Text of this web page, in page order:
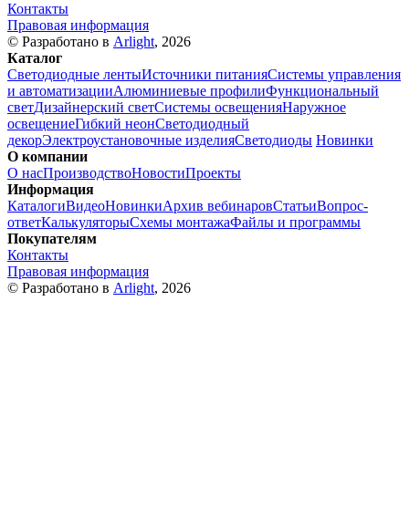
Контакты
Правовая информация
© Разработано в Arlight, 2026
Каталог
Светодиодные лентыИсточники питанияСистемы управления
и автоматизацииАлюминиевые профилиФункциональный
светДизайнерский светСистемы освещенияНаружное
освещениеГибкий неонСветодиодный
декорЭлектроустановочные изделияСветодиоды Новинки
О компании
О насПроизводствоНовостиПроекты
Информация
КаталогиВидеоНовинкиАрхив вебинаровСтатьиВопрос-
ответКалькуляторыСхемы монтажаФайлы и программы
Покупателям
Контакты
Правовая информация
© Разработано в Arlight, 2026